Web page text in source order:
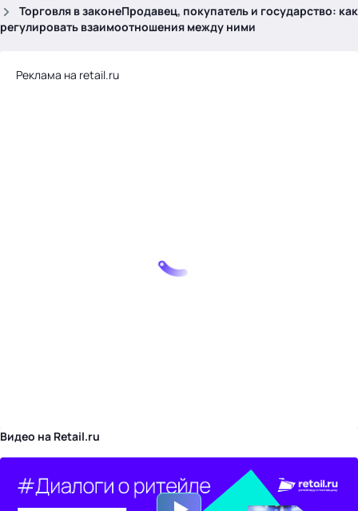
Торговля в законеПродавец, покупатель и государство: как
регулировать взаимоотношения между ними
Реклама на retail.ru
Видео на Retail.ru